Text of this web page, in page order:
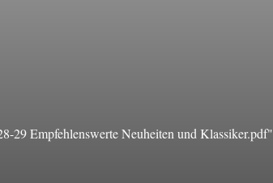
29 Empfehlenswerte Neuheiten und Klassiker.pdf"